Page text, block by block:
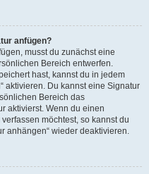
anfügen?
musst du zunächst eine
Bereich entwerfen.
hast, kannst du in jedem
aktivieren. Du kannst eine Signatur
Bereich das
aktivierst. Wenn du einen
möchtest, so kannst du
anhängen“ wieder deaktivieren.